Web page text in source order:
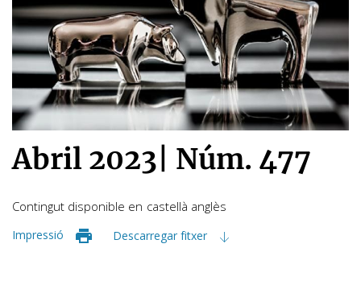
Abril 2023 Núm. 477
Contingut disponible en castellà anglès
Impressió Descarregar fitxer